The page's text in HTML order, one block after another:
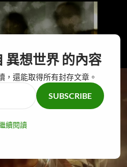
異想世界 的內容
，還能取得所有封存文章。
SUBSCRIBE
續閱讀